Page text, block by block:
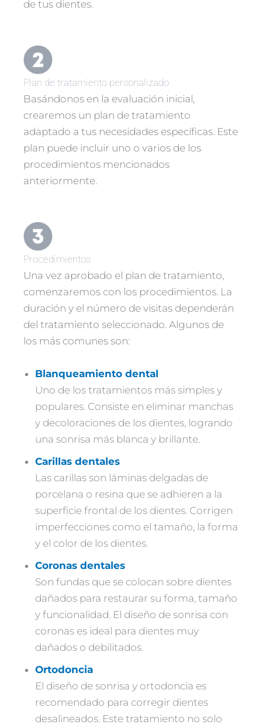
de tus dientes.
Plan de tratamiento personalizado
Basándonos en la evaluación inicial,
crearemos un plan de tratamiento
adaptado a tus necesidades específicas. Este
plan puede incluir uno o varios de los
procedimientos mencionados
anteriormente.
Procedimientos
Una vez aprobado el plan de tratamiento,
comenzaremos con los procedimientos. La
duración y el número de visitas dependerán
del tratamiento seleccionado. Algunos de
los más comunes son:
Blanqueamiento dental
Uno de los tratamientos más simples y
populares. Consiste en eliminar manchas
y decoloraciones de los dientes, logrando
una sonrisa más blanca y brillante.
Carillas dentales
Las carillas son láminas delgadas de
porcelana o resina que se adhieren a la
superficie frontal de los dientes. Corrigen
imperfecciones como el tamaño, la forma
y el color de los dientes.
Coronas dentales
Son fundas que se colocan sobre dientes
dañados para restaurar su forma, tamaño
y funcionalidad. El diseño de sonrisa con
coronas es ideal para dientes muy
dañados o debilitados.
Ortodoncia
El diseño de sonrisa y ortodoncia es
recomendado para corregir dientes
desalineados. Este tratamiento no solo